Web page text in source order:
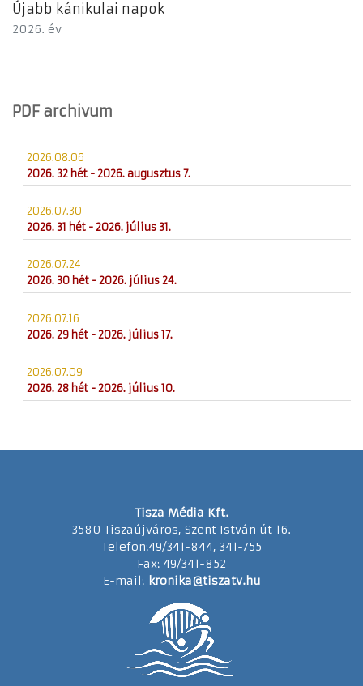
Újabb kánikulai napok
2026. év
PDF archivum
2026.08.06
2026. 32 hét - 2026. augusztus 7.
2026.07.30
2026. 31 hét - 2026. július 31.
2026.07.24
2026. 30 hét - 2026. július 24.
2026.07.16
2026. 29 hét - 2026. július 17.
2026.07.09
2026. 28 hét - 2026. július 10.
Tisza Média Kft.
3580 Tiszaújváros, Szent István út 16.
Telefon:49/341-844, 341-755
Fax: 49/341-852
E-mail: kronika@tiszatv.hu